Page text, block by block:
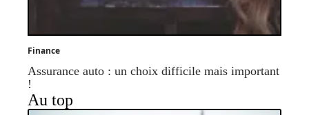
Finance
Assurance auto : un choix difficile mais important
!
Au top